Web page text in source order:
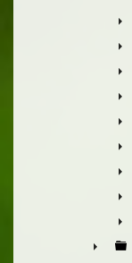
►
►
►
►
►
►
►
►
►
►